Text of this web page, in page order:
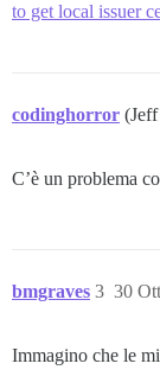
to get local issuer
codinghorror
C’è un problema
bmgraves 30
3
Immagino che le